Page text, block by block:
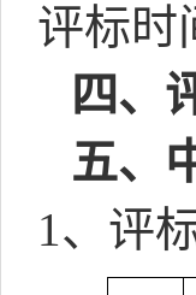
评标时
四、
五、
1、评